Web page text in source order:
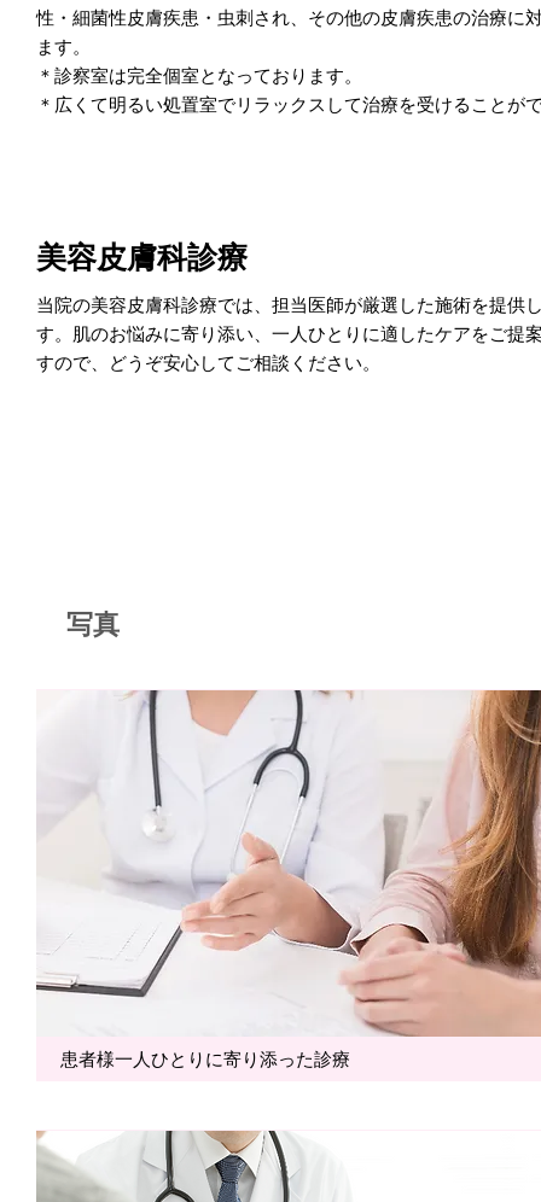
性・細菌性皮膚疾患・虫刺され、その他の皮膚疾患の治療に
ます。
＊診察室は完全個室となっております。
＊広くて明るい処置室でリラックスして治療を受けることが
美容皮膚科診療
当院の美容皮膚科診療では、担当医師が厳選した施術を提供
す。肌のお悩みに寄り添い、一人ひとりに適したケアをご提
すので、どうぞ安心してご相談ください。
写真
患者様一人ひとりに寄り添った診療